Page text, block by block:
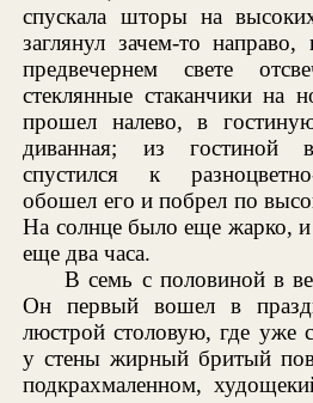
спускала шторы на
заглянул зачем-то
предвечернем свете
стеклянные стаканчики на
прошел налево, в
диванная; из гостиной
спустился к
обошел его и побрел по
На солнце было еще жарко, и
еще два часа.
В семь с половиной в
Он первый вошел в
люстрой столовую, где уже
у стены жирный бритый
подкрахмаленном,